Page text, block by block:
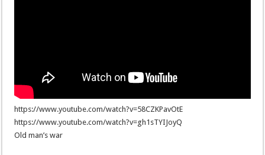
https://www.youtube.com/watch?v=58CZKPavOtE
https://www.youtube.com/watch?v=gh1sTYIJoyQ
Old man’s war